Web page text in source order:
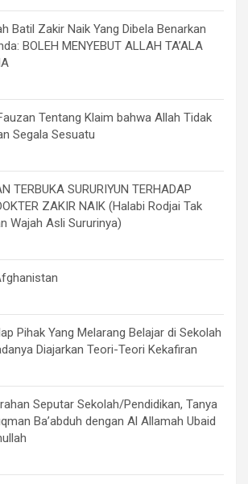
Batil Zakir Naik Yang Dibela Benarkan
BOLEH MENYEBUT ALLAH TA’ALA
Tentang Klaim bahwa Allah Tidak
Segala Sesuatu
TERBUKA SURURIYUN TERHADAP
ZAKIR NAIK (Halabi Rodjai Tak
Wajah Asli Sururinya)
Pihak Yang Melarang Belajar di Sekolah
Diajarkan Teori-Teori Kekafiran
Seputar Sekolah/Pendidikan, Tanya
Ba’abduh dengan Al Allamah Ubaid